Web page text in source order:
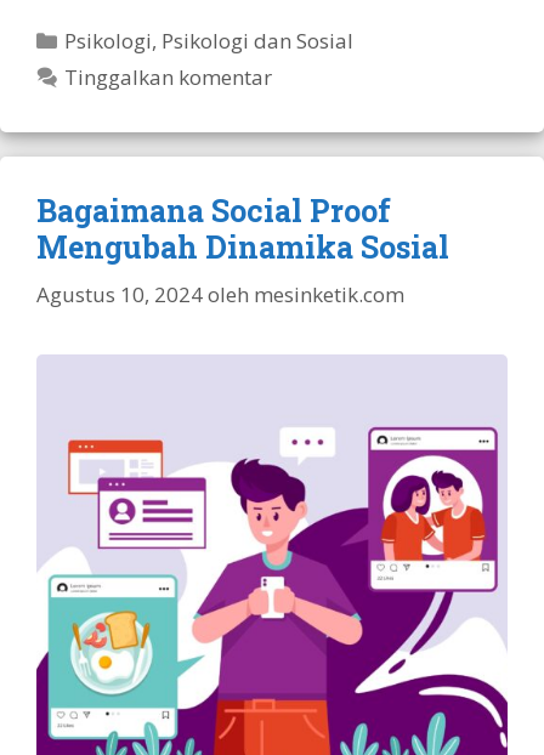
Kategori
Psikologi, Psikologi dan Sosial
Tinggalkan komentar
Bagaimana Social Proof
Mengubah Dinamika Sosial
Agustus 10, 2024oleh mesinketik.com